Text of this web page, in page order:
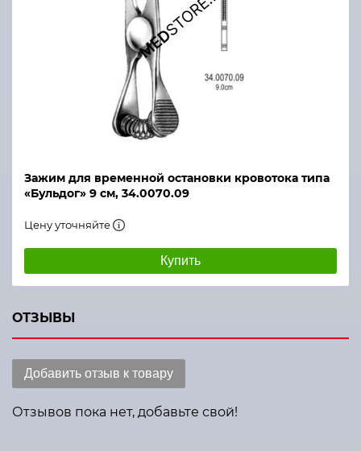
Зажим для временной остановки кровотока типа
«Бульдог» 9 см, 34.0070.09
Цену уточняйте
Купить
ОТЗЫВЫ
Добавить отзыв к товару
Отзывов пока нет, добавьте свой!